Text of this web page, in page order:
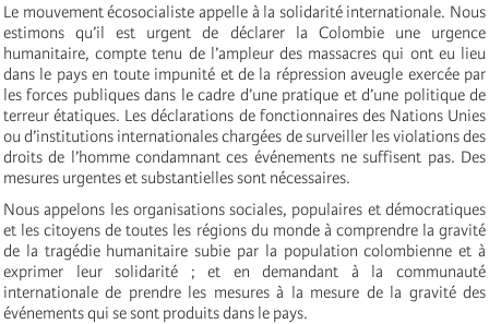
Le mouvement écosocialiste appelle à la solidarité internationale. Nous
estimons qu’il est urgent de déclarer la Colombie une urgence
humanitaire, compte tenu de l’ampleur des massacres qui ont eu lieu
dans le pays en toute impunité et de la répression aveugle exercée par
les forces publiques dans le cadre d’une pratique et d’une politique de
terreur étatiques. Les déclarations de fonctionnaires des Nations Unies
ou d’institutions internationales chargées de surveiller les violations des
droits de l’homme condamnant ces événements ne suffisent pas. Des
mesures urgentes et substantielles sont nécessaires.
Nous appelons les organisations sociales, populaires et démocratiques
et les citoyens de toutes les régions du monde à comprendre la gravité
de la tragédie humanitaire subie par la population colombienne et à
exprimer leur solidarité ; et en demandant à la communauté
internationale de prendre les mesures à la mesure de la gravité des
événements qui se sont produits dans le pays.